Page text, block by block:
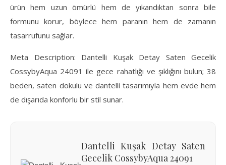
ürün hem uzun ömürlü hem de yıkandıktan sonra bile
formunu korur, böylece hem paranın hem de zamanın
tasarrufunu sağlar.
Meta Description: Dantelli Kuşak Detay Saten Gecelik
CossybyAqua 24091 ile gece rahatlığı ve şıklığını bulun; 38
beden, saten dokulu ve dantelli tasarımıyla hem evde hem
de dışarıda konforlu bir stil sunar.
Dantelli Kuşak Detay Saten
Gecelik CossybyAqua 24091